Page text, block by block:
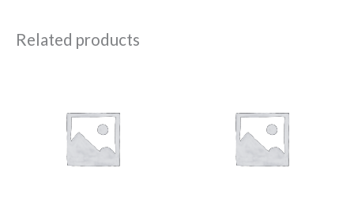
Related products